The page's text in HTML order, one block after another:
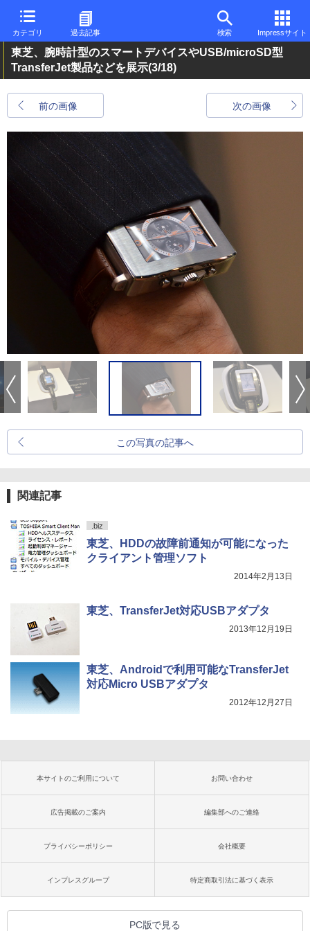
カテゴリ 過去記事 検索 Impressサイト
東芝、腕時計型のスマートデバイスやUSB/microSD型
TransferJet製品などを展示(3/18)
前の画像 次の画像
この写真の記事へ
関連記事
.biz
東芝、HDDの故障前通知が可能になった
クライアント管理ソフト
2014年2月13日
東芝、TransferJet対応USBアダプタ
2013年12月19日
東芝、Androidで利用可能なTransferJet
対応Micro USBアダプタ
2012年12月27日
本サイトのご利用について お問い合わせ
広告掲載のご案内 編集部へのご連絡
プライバシーポリシー 会社概要
インプレスグループ 特定商取引法に基づく表示
PC版で見る